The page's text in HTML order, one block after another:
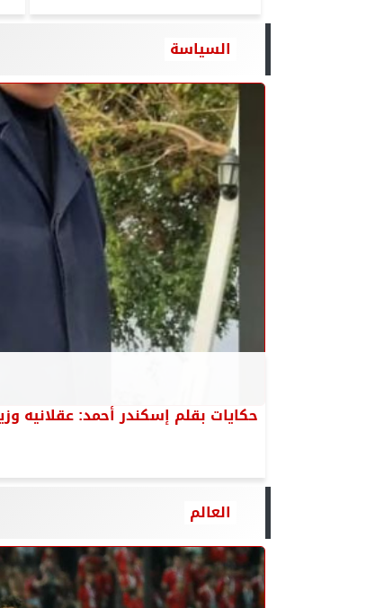
السياسة
حكايات بقلم إسكندر أحمد: عقلانيه
العالم